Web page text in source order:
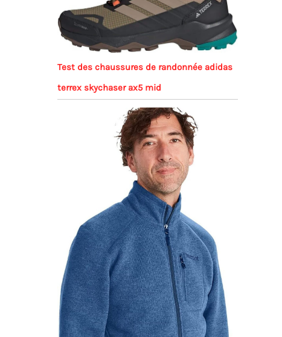
Test des chaussures de randonnée adidas
terrex skychaser ax5 mid